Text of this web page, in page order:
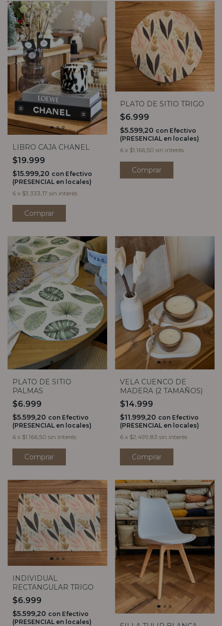
LIBRO CAJA CHANEL
$19.999
$15.999,20 con Efectivo
(PRESENCIAL en locales)
6 x $3.333,17 sin interés
PLATO DE SITIO TRIGO
$6.999
$5.599,20 con Efectivo
(PRESENCIAL en locales)
6 x $1.166,50 sin interés
PLATO DE SITIO
PALMAS
$6.999
$5.599,20 con Efectivo
(PRESENCIAL en locales)
6 x $1.166,50 sin interés
VELA CUENCO DE
MADERA (2 TAMAÑOS)
$14.999
$11.999,20 con Efectivo
(PRESENCIAL en locales)
6 x $2.499,83 sin interés
Comprar
INDIVIDUAL
RECTANGULAR TRIGO
$6.999
$5.599,20 con Efectivo
(PRESENCIAL en locales)